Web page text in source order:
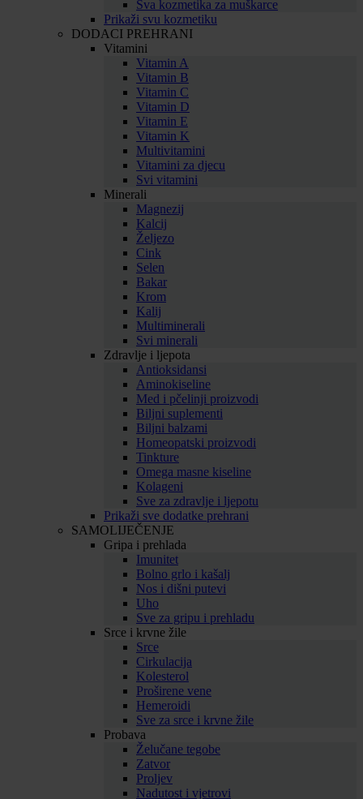
Sva kozmetika za muškarce
Prikaži svu kozmetiku
DODACI PREHRANI
Vitamini
Vitamin A
Vitamin B
Vitamin C
Vitamin D
Vitamin E
Vitamin K
Multivitamini
Vitamini za djecu
Svi vitamini
Minerali
Magnezij
Kalcij
Željezo
Cink
Selen
Bakar
Krom
Kalij
Multiminerali
Svi minerali
Zdravlje i ljepota
Antioksidansi
Aminokiseline
Med i pčelinji proizvodi
Biljni suplementi
Biljni balzami
Homeopatski proizvodi
Tinkture
Omega masne kiseline
Kolageni
Sve za zdravlje i ljepotu
Prikaži sve dodatke prehrani
SAMOLIJEČENJE
Gripa i prehlada
Imunitet
Bolno grlo i kašalj
Nos i dišni putevi
Uho
Sve za gripu i prehladu
Srce i krvne žile
Srce
Cirkulacija
Kolesterol
Proširene vene
Hemeroidi
Sve za srce i krvne žile
Probava
Želučane tegobe
Zatvor
Proljev
Nadutost i vjetrovi